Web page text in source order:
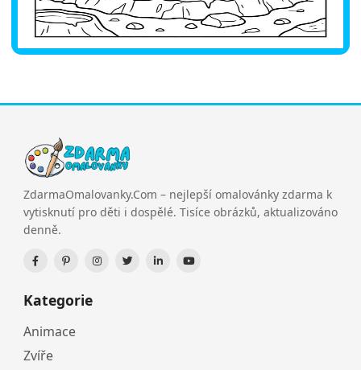
ZdarmaOmalovanky.Com – nejlepší omalovánky zdarma k
vytisknutí pro děti i dospělé. Tisíce obrázků, aktualizováno
denně.
Kategorie
Animace
Zvíře